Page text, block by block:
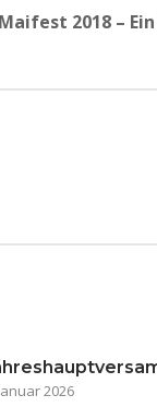
Maifest 2018 –
2026